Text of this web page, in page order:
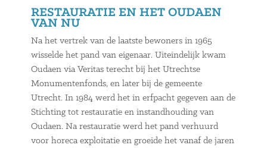
RESTAURATIE EN HET OUDAEN
VAN NU
Na het vertrek van de laatste bewoners in 1965
wisselde het pand van eigenaar. Uiteindelijk kwam
Oudaen via Veritas terecht bij het Utrechtse
Monumentenfonds, en later bij de gemeente
Utrecht. In 1984 werd het in erfpacht gegeven aan de
Stichting tot restauratie en instandhouding van
Oudaen. Na restauratie werd het pand verhuurd
voor horeca exploitatie en groeide het vanaf de jaren